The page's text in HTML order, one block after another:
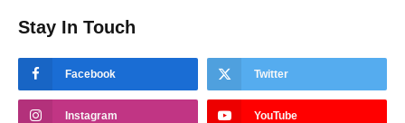
Stay In Touch
Facebook Twitter
Instagram YouTube